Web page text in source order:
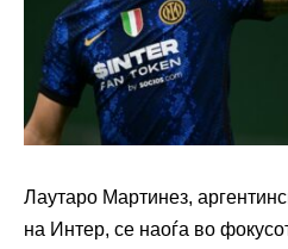
Лаутаро Мартинез,
на Интер, се наоѓа во